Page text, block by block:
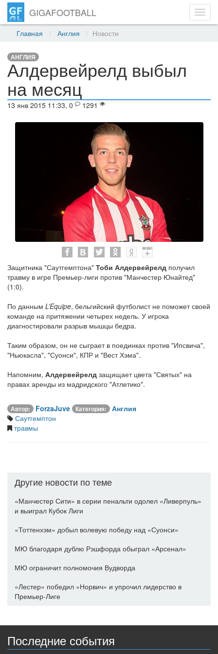
GIGAFOOTBALL
Главная Англия Новости
АНГЛИЯ
Алдервейрелд выбыл
на месяц
13 янв 2015 11:33, 0 1291
Защитника "Саутгемптона" Тоби Алдервейрелд получил
травму в игре Премьер-лиги против "Манчестер Юнайтед"
(1:0).
По данным L’Equipe, бельгийский футболист не поможет своей
команде на притяжении четырех недель. У игрока
диагностировали разрыв мышцы бедра.
Таким образом, он не сыграет в поединках против "Ипсвича",
"Ньюкасла", "Суонси", КПР и "Вест Хэма".
Напомним, Алдервейрелд защищает цвета "Святых" на
правах аренды из мадридского "Атлетико".
Автор: ForzaJuve Категория:
Англия
Саутгемптон
травмы
Другие новости по теме
«Манчестер Сити» в серии пенальти одолел «Ливерпуль»
и выиграл Кубок Лиги
«Тоттенхэм» добыл волевую победу над «Суонси»
МЮ благодаря дублю Рэшфорда обыграл «Арсенал»
МЮ ограничит полномочия Вудворда
«Лестер» победил «Норвич» и упрочил лидерство в
Премьер-Лиге
Последние события